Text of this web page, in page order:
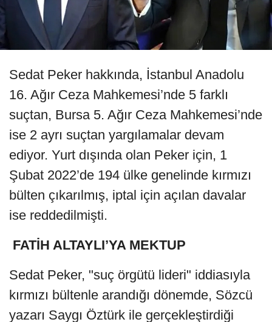
Sedat Peker hakkında, İstanbul Anadolu
16. Ağır Ceza Mahkemesi’nde 5 farklı
suçtan, Bursa 5. Ağır Ceza Mahkemesi’nde
ise 2 ayrı suçtan yargılamalar devam
ediyor. Yurt dışında olan Peker için, 1
Şubat 2022’de 194 ülke genelinde kırmızı
bülten çıkarılmış, iptal için açılan davalar
ise reddedilmişti.
FATİH ALTAYLI’YA MEKTUP
Sedat Peker, "suç örgütü lideri" iddiasıyla
kırmızı bültenle arandığı dönemde, Sözcü
yazarı Saygı Öztürk ile gerçekleştirdiği